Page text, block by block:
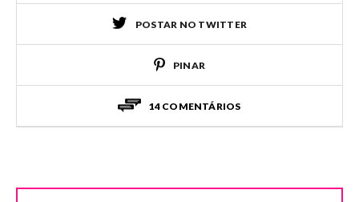
POSTAR NO TWITTER
PINAR
14 COMENTÁRIOS